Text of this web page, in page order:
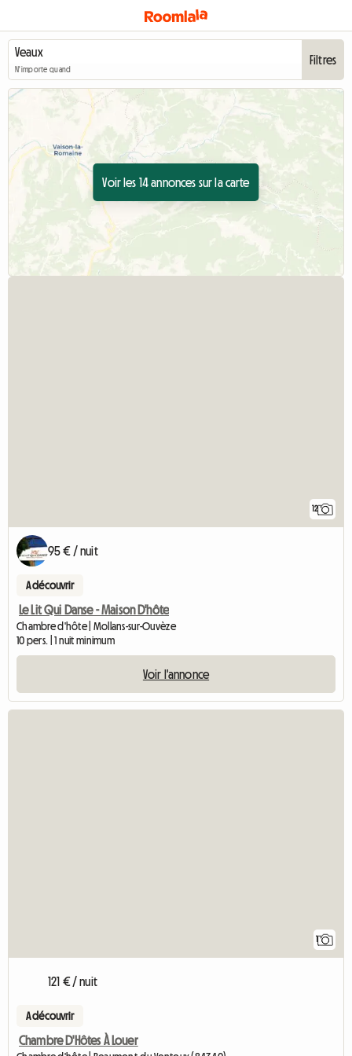
N'importe quand
Filtres
Voir les 14 annonces sur la carte
12
95 € / nuit
A découvrir
Le Lit Qui Danse - Maison D'hôte
Chambre d'hôte | Mollans-sur-Ouvèze
10 pers. | 1 nuit minimum
Voir l'annonce
1
121 € / nuit
A découvrir
Chambre D'Hôtes À Louer